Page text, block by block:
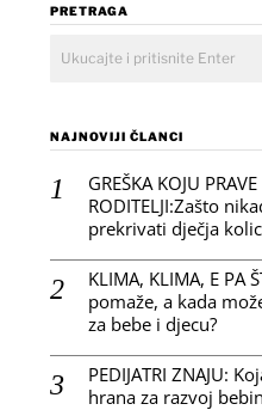
PRETRAGA
NAJNOVIJI ČLANCI
GREŠKA KOJU PRAVE
RODITELJI:Zašto
prekrivati dječja
KLIMA, KLIMA, E PA
pomaže, a kada
za bebe i djecu?
PEDIJATRI ZNAJU:
hrana za razvoj